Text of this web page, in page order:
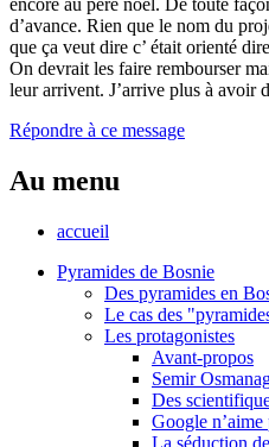
d’avance. Rien que le nom du
que ça veut dire c’ était orienté
On devrait les faire rembourser
leur arrivent. J’arrive plus à avoir
Répondre à ce message
Au menu
accueil
Pyramides de Bosnie
Des pyramides en
Le cas des
Les protagonistes
Avant-propos
Semir
Des
Google n’aime
La séduction